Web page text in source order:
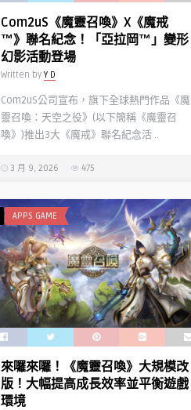
Com2uS《魔靈召喚》X《魔戒
™》聯名紀念！「亞拉岡™」變形
幻影活動登場
Written by Y D
Com2uS公司宣布，旗下全球熱門作品《魔
靈召喚：天空之役》(以下簡稱《魔靈召
喚》)推出3大《魔戒》聯名紀念活 ..
3 月 9, 2026 475
APPS GAME
來囉來囉！《魔靈召喚》大規模改
版！大幅提高成長效率並平衡遊戲
環境